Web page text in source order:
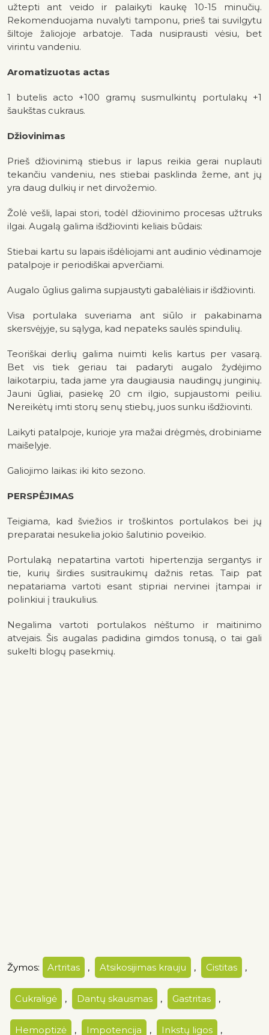
užtepti ant veido ir palaikyti kaukę 10-15 minučių.
Rekomenduojama nuvalyti tamponu, prieš tai suvilgytu
šiltoje žaliojoje arbatoje. Tada nusiprausti vėsiu, bet
virintu vandeniu.
Aromatizuotas actas
1 butelis acto +100 gramų susmulkintų portulakų +1
šaukštas cukraus.
Džiovinimas
Prieš džiovinimą stiebus ir lapus reikia gerai nuplauti
tekančiu vandeniu, nes stiebai pasklinda žeme, ant jų
yra daug dulkių ir net dirvožemio.
Žolė vešli, lapai stori, todėl džiovinimo procesas užtruks
ilgai. Augalą galima išdžiovinti keliais būdais:
Stiebai kartu su lapais išdėliojami ant audinio vėdinamoje
patalpoje ir periodiškai apverčiami.
Augalo ūglius galima supjaustyti gabalėliais ir išdžiovinti.
Visa portulaka suveriama ant siūlo ir pakabinama
skersvėjyje, su sąlyga, kad nepateks saulės spindulių.
Teoriškai derlių galima nuimti kelis kartus per vasarą.
Bet vis tiek geriau tai padaryti augalo žydėjimo
laikotarpiu, tada jame yra daugiausia naudingų junginių.
Jauni ūgliai, pasiekę 20 cm ilgio, supjaustomi peiliu.
Nereikėtų imti storų senų stiebų, juos sunku išdžiovinti.
Laikyti patalpoje, kurioje yra mažai drėgmės, drobiniame
maišelyje.
Galiojimo laikas: iki kito sezono.
PERSPĖJIMAS
Teigiama, kad šviežios ir troškintos portulakos bei jų
preparatai nesukelia jokio šalutinio poveikio.
Portulaką nepatartina vartoti hipertenzija sergantys ir
tie, kurių širdies susitraukimų dažnis retas. Taip pat
nepatariama vartoti esant stipriai nervinei įtampai ir
polinkiui į traukulius.
Negalima vartoti portulakos nėštumo ir maitinimo
atvejais. Šis augalas padidina gimdos tonusą, o tai gali
sukelti blogų pasekmių.
Žymos: Artritas , Atsikosijimas krauju , Cistitas ,
Cukraligė , Dantų skausmas , Gastritas ,
Hemoptizė , Impotencija , Inkstų ligos ,